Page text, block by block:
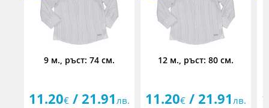
9 м., ръст: 74 см.
11.20€ / 21.91 лв.
12 м., ръст: 80 см.
11.20€ / 21.91 лв.